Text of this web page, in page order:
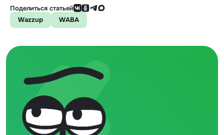
Поделиться статьей
Wazzup
WABA